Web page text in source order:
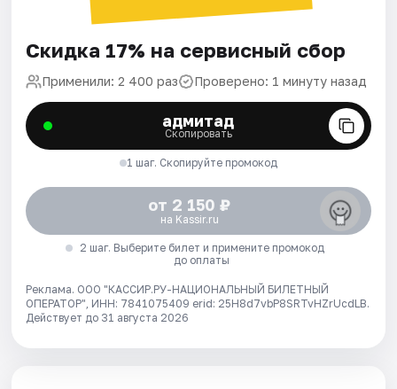
Скидка 17% на сервисный сбор
Применили: 2 400 раз Проверено: 1 минуту назад
адмитад
Скопировать
1 шаг. Скопируйте промокод
от 2 150 ₽
на Kassir.ru
2 шаг. Выберите билет и примените промокод
до оплаты
Реклама. ООО "КАССИР.РУ-НАЦИОНАЛЬНЫЙ БИЛЕТНЫЙ
ОПЕРАТОР", ИНН: 7841075409 erid: 25H8d7vbP8SRTvHZrUcdLB.
Действует до 31 августа 2026